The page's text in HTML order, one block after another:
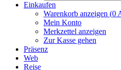
Einkaufen
Warenkorb anzeigen (0
Mein Konto
Merkzettel anzeigen
Zur Kasse gehen
Präsenz
Web
Reise